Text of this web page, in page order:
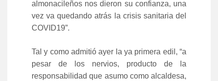
almonacileños nos dieron su confianza, una
vez va quedando atrás la crisis sanitaria del
COVID19”.
Tal y como admitió ayer la ya primera edil, “a
pesar de los nervios, producto de la
responsabilidad que asumo como alcaldesa,